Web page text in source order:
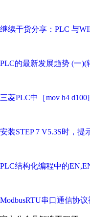
继续干货分享：PLC 与
PLC的最新发展趋势 (一)(
三菱PLC中［mov h4
安装STEP 7 V5.3S时，提
PLC结构化编程中的
ModbusRTU串口通信协议